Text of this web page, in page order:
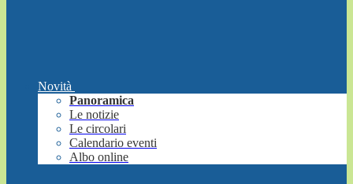
Novità
Panoramica
Le notizie
Le circolari
Calendario eventi
Albo online